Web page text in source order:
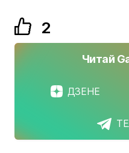
2
Читай
ДЗЕНЕ